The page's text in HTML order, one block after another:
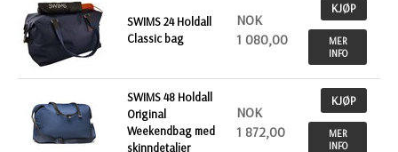
SWIMS 24 Holdall
Classic bag
NOK
1 080,00
KJØP
MER
INFO
SWIMS 48 Holdall
Original
Weekendbag med
skinndetaljer
NOK
1 872,00
KJØP
MER
INFO